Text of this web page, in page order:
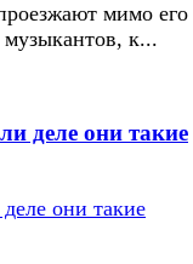
мимо его
к...
деле они такие